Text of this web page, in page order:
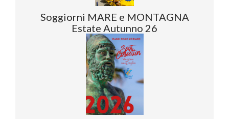
Soggiorni MARE e MONTAGNA
Estate Autunno 26